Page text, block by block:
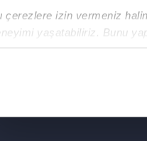
çerezlere izin vermeniz
yaşatabiliriz. Bunu
sunabilmek adına
halükârda, kullanıcılar,
daha iyi bir hizmet
HER